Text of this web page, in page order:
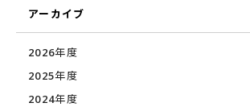
アーカイブ
2026年度
2025年度
2024年度